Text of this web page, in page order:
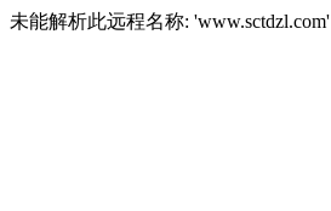
未能解析此远程名称: 'www.sctdzl.com'